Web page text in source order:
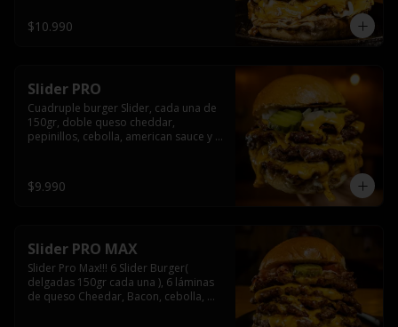
$10.990
Slider PRO
Cuadruple burger Slider, cada una de
150gr, doble queso cheddar,
pepinillos, cebolla, american sauce y
$9.990
Slider PRO MAX
Slider Pro Max!!! 6 Slider Burger(
delgadas 150gr cada una ), 6 láminas
de queso Cheedar, Bacon, cebolla,